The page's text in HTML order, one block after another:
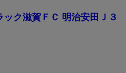
ク滋賀ＦＣ 明治安田Ｊ３